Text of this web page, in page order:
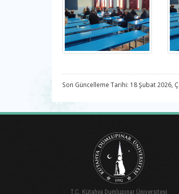
Son Güncelleme Tarihi: 18 Şubat 2026,
T.C. Kütahya Dumlupınar Üniversitesi